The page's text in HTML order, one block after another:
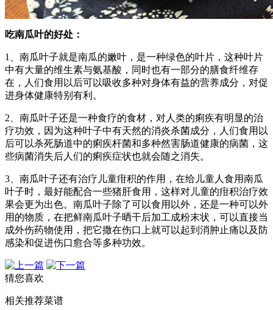
吃南瓜叶的好处：
1、南瓜叶子就是南瓜的嫩叶，是一种绿色的叶片，这种叶片
中有大量的维生素与氨基酸，同时也有一部分的膳食纤维存
在，人们食用以后可以吸收多种对身体有益的营养成分，对促
进身体健康特别有利。
2、南瓜叶子还是一种食疗的食材，对人类的痢疾有明显的治
疗功效，因为这种叶子中有天然的消炎杀菌成分，人们食用以
后可以杀死肠道中的痢疾杆菌和多种然害肠道健康的病菌，这
些病菌消失后人们的痢疾症状也就会随之消失。
3、南瓜叶子还有治疗儿童疳积的作用，在给儿童人食用南瓜
叶子时，最好能配合一些猪肝食用，这样对儿童的疳积治疗效
果会更为出色。南瓜叶子除了可以食用以外，还是一种可以外
用的物质，在把鲜南瓜叶子晒干后加工成粉末状，可以直接当
成外伤药物使用，把它撒在伤口上就可以起到消肿止痛以及防
感染和促进伤口愈合等多种功效。
猜您喜欢
相关推荐菜谱